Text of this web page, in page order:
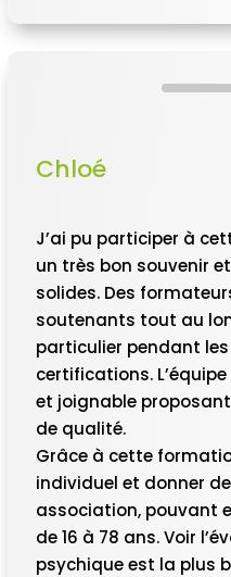
Chloé
J’ai pu participer à
un très bon souvenir
solides. Des
soutenants tout au
particulier pendant
certifications.
et joignable
de qualité.
Grâce à cette
individuel et donner
association, pouvant
de 16 à 78 ans. Voir
psychique est la plus